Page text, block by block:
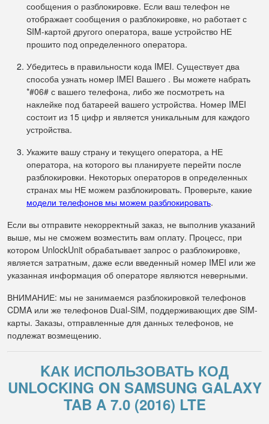
сообщения о разблокировке. Если ваш телефон не
отображает сообщения о разблокировке, но работает с
SIM-картой другого оператора, ваше устройство НЕ
прошито под определенного оператора.
Убедитесь в правильности кода IMEI. Существует два
способа узнать номер IMEI Вашего . Вы можете набрать
*#06# с вашего телефона, либо же посмотреть на
наклейке под батареей вашего устройства. Номер IMEI
состоит из 15 цифр и является уникальным для каждого
устройства.
Укажите вашу страну и текущего оператора, а НЕ
оператора, на которого вы планируете перейти после
разблокировки. Некоторых операторов в определенных
странах мы НЕ можем разблокировать. Проверьте, какие
модели телефонов мы можем разблокировать.
Если вы отправите некорректный заказ, не выполнив указаний
выше, мы не сможем возместить вам оплату. Процесс, при
котором UnlockUnit обрабатывает запрос о разблокировке,
является затратным, даже если введенный номер IMEI или же
указанная информация об операторе являются неверными.
ВНИМАНИЕ: мы не занимаемся разблокировкой телефонов
CDMA или же телефонов Dual-SIM, поддерживающих две SIM-
карты. Заказы, отправленные для данных телефонов, не
подлежат возмещению.
KАК ИСПОЛЬЗОВАТЬ КОД
UNLOCKING ON SAMSUNG GALAXY
TAB A 7.0 (2016) LTE